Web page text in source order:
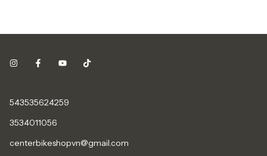
543535624259
3534011056
centerbikeshopvn@gmail.com